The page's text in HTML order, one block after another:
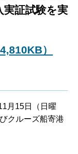
証試験を実
）
月15日（日曜
クルーズ船寄港